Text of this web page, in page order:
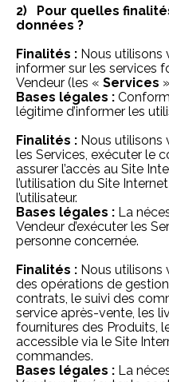
2) Pour quelles
données ?
Finalités : Nous utilisons
informer sur les services
Vendeur (les « Services
Bases légales :
légitime d’informer les
Finalités : Nous utilisons
les Services, exécuter le
assurer l’accès au Site
l’utilisation du Site
l’utilisateur.
Bases légales : La
Vendeur d’exécuter les
personne concernée.
Finalités : Nous utilisons
des opérations de
contrats, le suivi des
service après-vente, les
fournitures des Produits,
accessible via le Site
commandes.
Bases légales : La